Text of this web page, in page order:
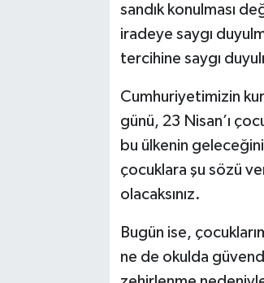
sandık konulması
iradeye saygı
tercihine saygı
Cumhuriyetimizin
günü, 23 Nisan’ı
bu ülkenin
çocuklara şu sözü
olacaksınız.
Bugün ise,
ne de okulda